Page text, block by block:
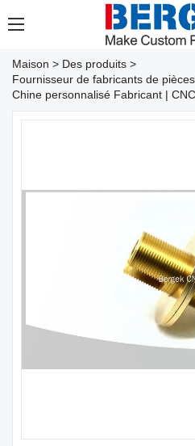
Maison > Des produits >
Fournisseur de fabricants de
Chine personnalisé Fabricant |